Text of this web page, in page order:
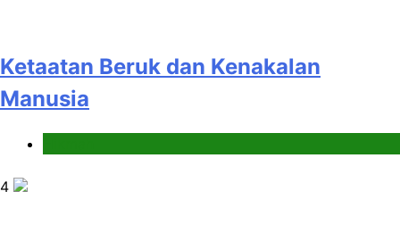
Ketaatan Beruk dan Kenakalan
Manusia
4